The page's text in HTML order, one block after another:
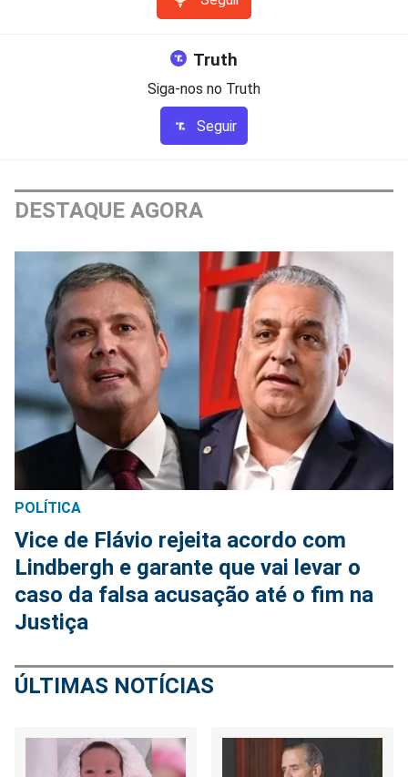
Truth
Siga-nos no Truth
Seguir
DESTAQUE AGORA
POLÍTICA
Vice de Flávio rejeita acordo com
Lindbergh e garante que vai levar o
caso da falsa acusação até o fim na
Justiça
ÚLTIMAS NOTÍCIAS